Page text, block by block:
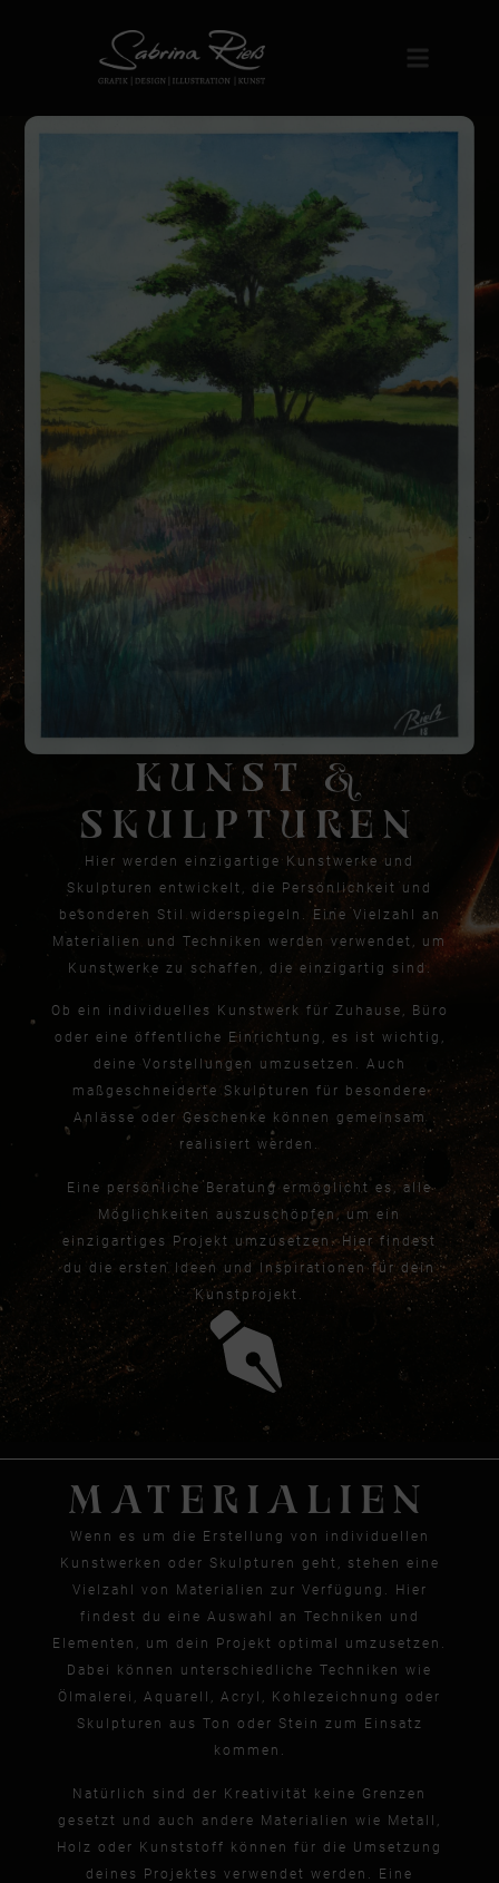
KUNST &
SKULPTUREN
Hier werden einzigartige Kunstwerke und
Skulpturen entwickelt, die Persönlichkeit und
besonderen Stil widerspiegeln. Eine Vielzahl an
Materialien und Techniken werden verwendet, um
Kunstwerke zu schaffen, die einzigartig sind.
Ob ein individuelles Kunstwerk für Zuhause, Büro
oder eine öffentliche Einrichtung, es ist wichtig,
deine Vorstellungen umzusetzen. Auch
maßgeschneiderte Skulpturen für besondere
Anlässe oder Geschenke können gemeinsam
realisiert werden.
Eine persönliche Beratung ermöglicht es, alle
Möglichkeiten auszuschöpfen, um ein
einzigartiges Projekt umzusetzen. Hier findest
du die ersten Ideen und Inspirationen für dein
Kunstprojekt.
MATERIALIEN
Wenn es um die Erstellung von individuellen
Kunstwerken oder Skulpturen geht, stehen eine
Vielzahl von Materialien zur Verfügung. Hier
findest du eine Auswahl an Techniken und
Elementen, um dein Projekt optimal umzusetzen.
Dabei können unterschiedliche Techniken wie
Ölmalerei, Aquarell, Acryl, Kohlezeichnung oder
Skulpturen aus Ton oder Stein zum Einsatz
kommen.
Natürlich sind der Kreativität keine Grenzen
gesetzt und auch andere Materialien wie Metall,
Holz oder Kunststoff können für die Umsetzung
deines Projektes verwendet werden. Eine